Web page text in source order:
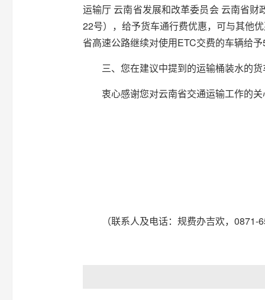
运输厅 云南省发展和改革委员会 云南省
22号），给予货车通行费优惠，可与其他
省高速公路继续对使用ETC交费的车辆给
三、您在建议中提到的运输桶装水的货
衷心感谢您对云南省交通运输工作的关
（联系人及电话：规费办吉欢，0871-